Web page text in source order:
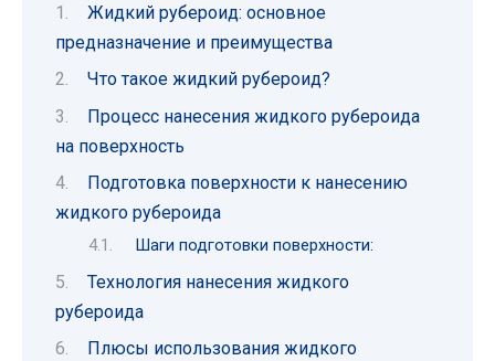
Жидкий рубероид: основное
предназначение и преимущества
Что такое жидкий рубероид?
Процесс нанесения жидкого рубероида
на поверхность
Подготовка поверхности к нанесению
жидкого рубероида
Шаги подготовки поверхности:
Технология нанесения жидкого
рубероида
Плюсы использования жидкого